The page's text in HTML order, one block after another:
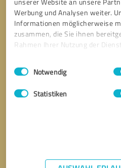
Werbung und Analysen weiter.
Informationen möglicherweise
zusammen, die Sie ihnen
Rahmen Ihrer Nutzung der
Impressum
Einwilligungsauswahl
Notwendig
Statistiken
Geri arama talebi